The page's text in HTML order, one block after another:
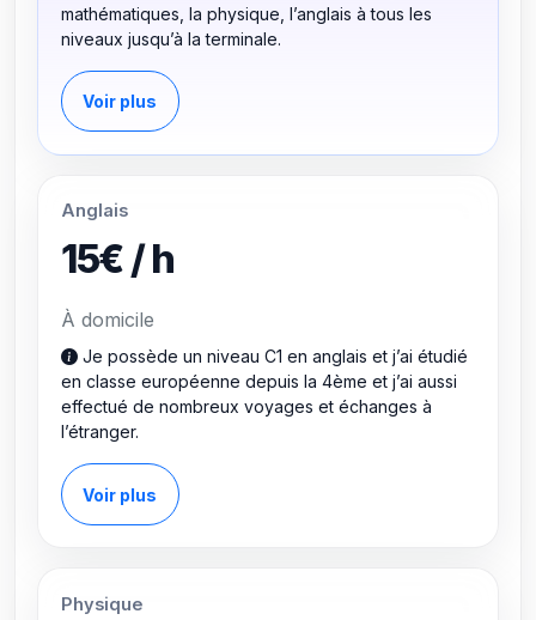
mathématiques, la physique, l’anglais à tous les
niveaux jusqu’à la terminale.
Voir plus
Anglais
15€ / h
À domicile
Je possède un niveau C1 en anglais et j’ai étudié
en classe européenne depuis la 4ème et j’ai aussi
effectué de nombreux voyages et échanges à
l’étranger.
Voir plus
Physique